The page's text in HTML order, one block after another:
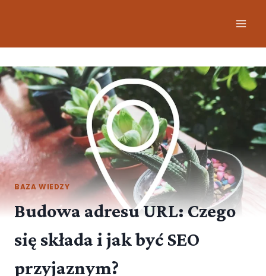
BAZA WIEDZY
Budowa adresu URL: Czego
się składa i jak być SEO
przyjaznym?